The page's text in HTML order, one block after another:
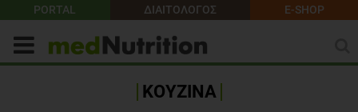
PORTAL ΔΙΑΙΤΟΛΟΓΟΣ E-SHOP
ΚΟΥΖΙΝΑ